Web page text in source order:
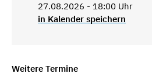
27.08.2026 - 18:00 Uhr
in Kalender speichern
Weitere Termine